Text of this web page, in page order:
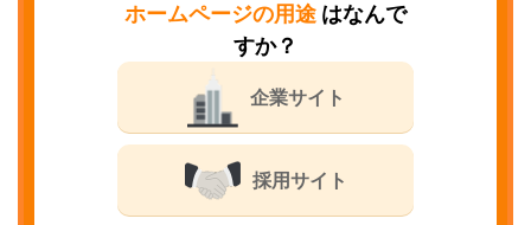
ホームページの用途 はなんで
すか？
企業サイト
採用サイト